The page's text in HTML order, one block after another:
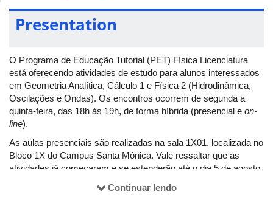
Presentation
O Programa de Educação Tutorial (PET) Física Licenciatura
está oferecendo atividades de estudo para alunos interessados
em Geometria Analítica, Cálculo 1 e Física 2 (Hidrodinâmica,
Oscilações e Ondas). Os encontros ocorrem de segunda a
quinta-feira, das 18h às 19h, de forma híbrida (presencial e on-
line).
As aulas presenciais são realizadas na sala 1X01, localizada no
Bloco 1X do Campus Santa Mônica. Vale ressaltar que as
atividades já começaram e se estenderão até o dia 5 de agosto,
remotas podem ser encontrados nos grupos de WhatsApp de
Continuar lendo